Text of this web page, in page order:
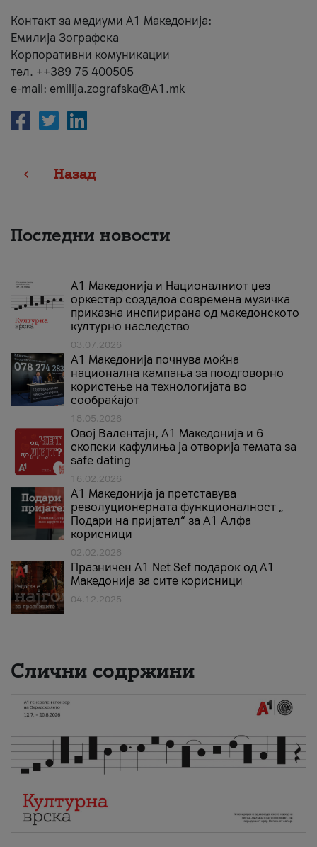
Контакт за медиуми А1 Македонија:
Емилија Зографска
Корпоративни комуникации
тел. ++389 75 400505
e-mail: emilija.zografska@A1.mk
Назад
Последни новости
А1 Македонија и Националниот џез
оркестар создадоа современа музичка
приказна инспирирана од македонското
културно наследство
03.07.2026
A1 Македонија почнува моќна
национална кампања за поодговорно
користење на технологијата во
сообраќајот
18.05.2026
Овој Валентајн, A1 Македонија и 6
скопски кафулиња ја отворија темата за
safe dating
16.02.2026
А1 Македонија ја претставува
револуционерната функционалност „
Подари на пријател“ за А1 Алфа
корисници
02.02.2026
Празничен A1 Net Sеf подарок од А1
Македонија за сите корисници
04.12.2025
Слични содржини